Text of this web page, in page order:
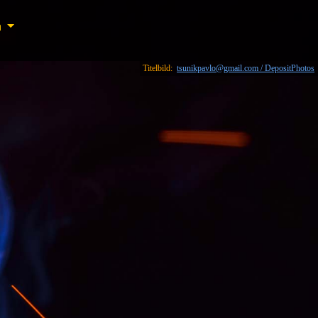
Titelbild: tsunikpavlo@gmail.com / DepositPhotos